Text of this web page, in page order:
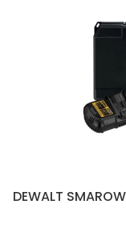
DEWALT